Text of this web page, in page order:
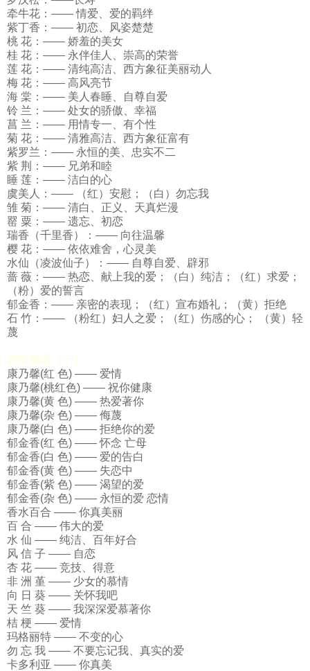
牵牛花：—— 情爱、爱的羁绊
紫丁香：—— 初恋、风姿楚楚
桃 花：—— 娇羞的美女
桂 花：—— 永伴佳人、崇高的荣誉
莲 花：—— 清纯高洁、西方象征美丽动人
梅 花：—— 高风亮节
海 棠：—— 美人春睡、自尊自爱
铃 兰：—— 处女的骄傲、幸福
菖 兰：—— 用情专一、有个性
菊 花：—— 清雅高洁、西方象征富有
紫罗兰：—— 永恒的美、忠实不二
紫 荆：—— 兄弟和睦
睡 莲：—— 洁白的心
虞美人：—— （红）安慰；（白）勿忘我
雏 菊：—— 清白、正义、天真烂漫
罂 粟：—— 遗忘、初恋
瑞香（千里香）：—— 向往温馨
樱 花：—— 依依难舍，心灵美
水仙（凌波仙子）：—— 自尊自爱、辟邪
蔷 薇：—— 热恋、献上我的爱；（白）纯洁；（红）求爱；
（粉）爱的誓言
郁金香：—— 亲密的表现；（红）宣布婚礼；（黄）拒绝
石 竹：—— （粉红）妇人之爱；（红）伤感的心； （黄）轻
蔑
花言草语（一）
康乃馨(红 色) —— 爱情
康乃馨(桃红色) —— 祝你健康
康乃馨(黄 色) —— 热爱著你
康乃馨(杂 色) —— 侮蔑
康乃馨(白 色) —— 拒绝你的爱
郁金香(红 色) —— 怀念 亡母
郁金香(白 色) —— 爱的告白
郁金香(黄 色) —— 失恋中
郁金香(紫 色) —— 渴望的爱
郁金香(杂 色) —— 永恒的爱 恋情
香水百合 —— 你真美丽
百 合 —— 伟大的爱
水 仙 —— 纯洁、百年好合
风 信 子 —— 自恋
杏 花 —— 竞技、得意
非 洲 堇 —— 少女的慕情
向 日 葵 —— 关怀我吧
天 竺 葵 —— 我深深爱慕著你
桔 梗 —— 爱情
玛格丽特 —— 不变的心
勿 忘 我 —— 不要忘记我、真实的爱
卡多利亚 —— 你真美